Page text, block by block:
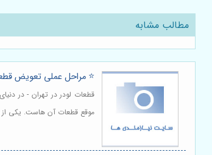
مطالب مشابه
⭐️ مراحل عملی تعویض
قطعات لودر در تهران - در
موقع قطعات آن هاست. یکی